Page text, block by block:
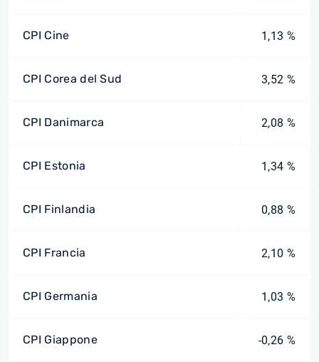
CPI Cine 1,13 %
CPI Corea del Sud 3,52 %
CPI Danimarca 2,08 %
CPI Estonia 1,34 %
CPI Finlandia 0,88 %
CPI Francia 2,10 %
CPI Germania 1,03 %
CPI Giappone -0,26 %